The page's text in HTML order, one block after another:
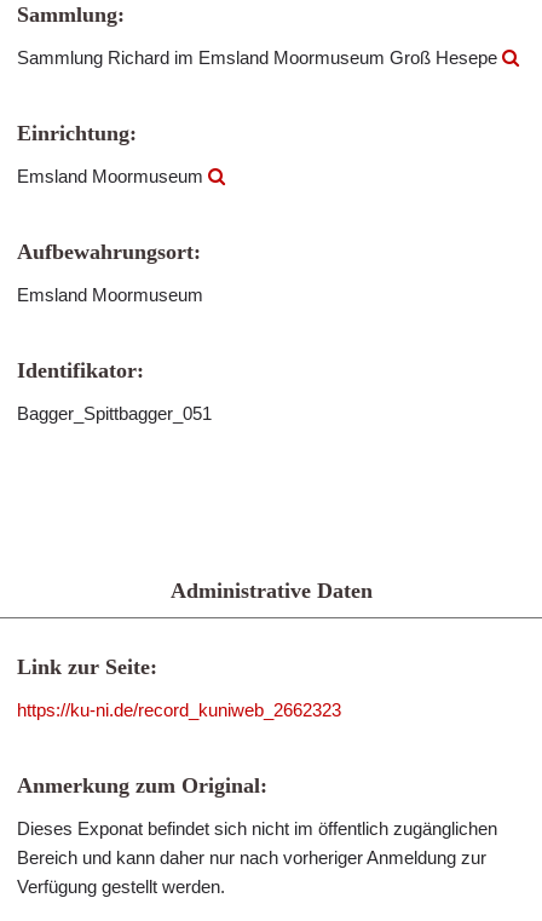
Sammlung:
Sammlung Richard im Emsland Moormuseum Groß Hesepe
Einrichtung:
Emsland Moormuseum
Aufbewahrungsort:
Emsland Moormuseum
Identifikator:
Bagger_Spittbagger_051
Administrative Daten
Link zur Seite:
https://ku-ni.de/record_kuniweb_2662323
Anmerkung zum Original:
Dieses Exponat befindet sich nicht im öffentlich zugänglichen
Bereich und kann daher nur nach vorheriger Anmeldung zur
Verfügung gestellt werden.